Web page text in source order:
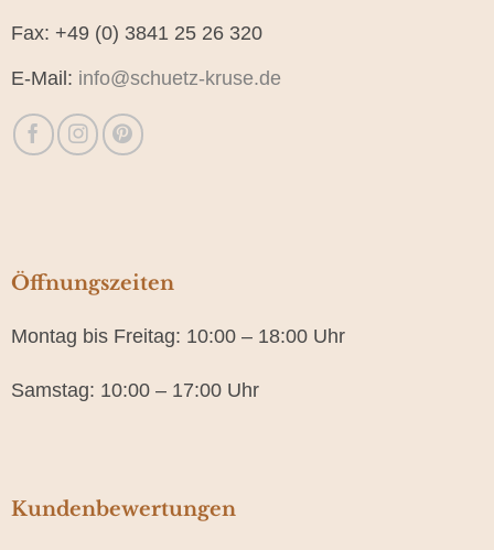
Fax: +49 (0) 3841 25 26 320
E-Mail: info@schuetz-kruse.de
Öffnungszeiten
Montag bis Freitag: 10:00 – 18:00 Uhr
Samstag: 10:00 – 17:00 Uhr
Kundenbewertungen